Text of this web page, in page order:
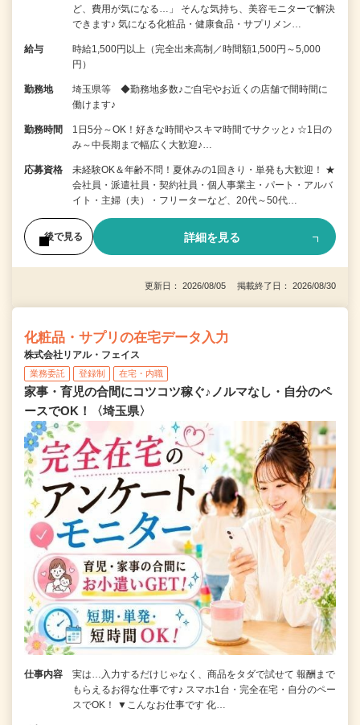
ど、費用が気になる…」 そんな気持ち、美容モニターで解決
できます♪ 気になる化粧品・健康食品・サプリメン…
給与
時給1,500円以上（完全出来高制／時間額1,500円～5,000
円）
勤務地
埼玉県等 ◆勤務地多数♪ご自宅やお近くの店舗で間時間に
働けます♪
勤務時間
1日5分～OK！好きな時間やスキマ時間でサクッと♪ ☆1日の
み～中長期まで幅広く大歓迎♪…
応募資格
未経験OK＆年齢不問！夏休みの1回きり・単発も大歓迎！ ★
会社員・派遣社員・契約社員・個人事業主・パート・アルバ
イト・主婦（夫）・フリーターなど、20代～50代…
後で見る 詳細を見る
更新日： 2026/08/05 掲載終了日： 2026/08/30
化粧品・サプリの在宅データ入力
株式会社リアル・フェイス
業務委託 登録制 在宅・内職
家事・育児の合間にコツコツ稼ぐ♪ノルマなし・自分のペ
ースでOK！〈埼玉県〉
仕事内容
実は…入力するだけじゃなく、商品をタダで試せて 報酬まで
もらえるお得な仕事です♪ スマホ1台・完全在宅・自分のペー
スでOK！ ▼こんなお仕事です 化…